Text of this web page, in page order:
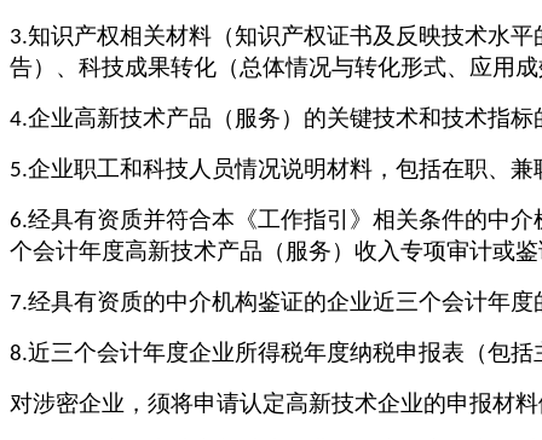
3.知识产权相关材料（知识产权证书及反映技术水
告）、科技成果转化（总体情况与转化形式、应用
4.企业高新技术产品（服务）的关键技术和技术指
5.企业职工和科技人员情况说明材料，包括在职、
6.经具有资质并符合本《工作指引》相关条件的中
个会计年度高新技术产品（服务）收入专项审计或
7.经具有资质的中介机构鉴证的企业近三个会计年
8.近三个会计年度企业所得税年度纳税申报表（包括
对涉密企业，须将申请认定高新技术企业的申报材